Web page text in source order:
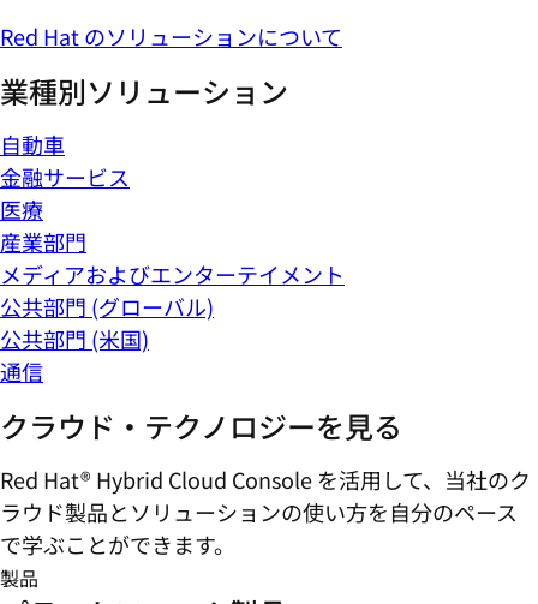
Red Hat のソリューションについて
業種別ソリューション
自動車
金融サービス
医療
産業部門
メディアおよびエンターテイメント
公共部門 (グローバル)
公共部門 (米国)
通信
クラウド・テクノロジーを見る
Red Hat® Hybrid Cloud Console を活用して、当社のク
ラウド製品とソリューションの使い方を自分のペース
で学ぶことができます。
製品